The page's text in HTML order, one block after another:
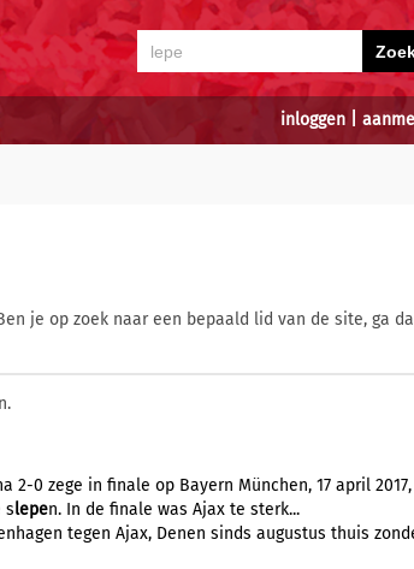
inloggen
je op zoek naar een bepaald lid van de site, ga
2-0 zege in finale op Bayern München, 17 april 2017,
slepen. In de finale was Ajax te sterk...
tegen Ajax, Denen sinds augustus thuis